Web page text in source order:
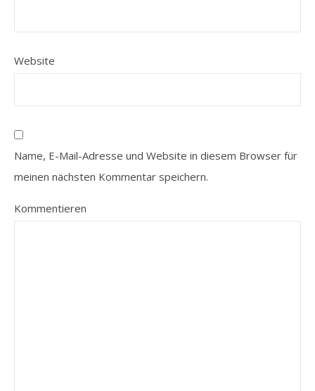
Website
Name, E-Mail-Adresse und Website in diesem Browser für
meinen nächsten Kommentar speichern.
Kommentieren